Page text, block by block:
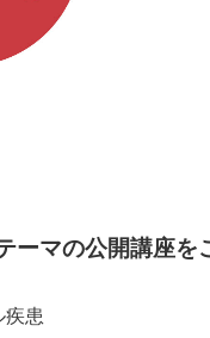
ーマの公開講座を
疾患